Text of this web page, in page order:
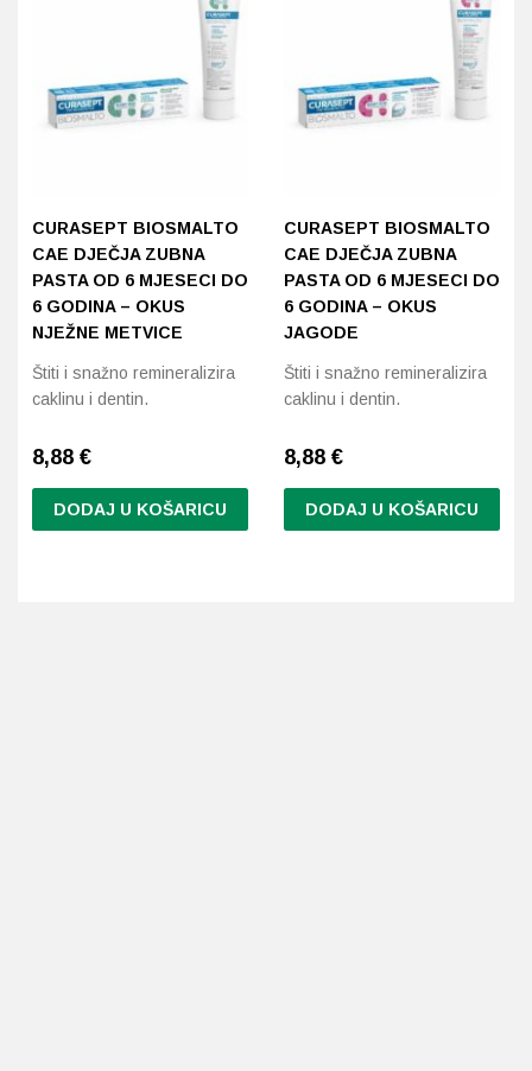
CURASEPT BIOSMALTO
CAE DJEČJA ZUBNA
PASTA OD 6 MJESECI DO
6 GODINA – OKUS
NJEŽNE METVICE
Štiti i snažno remineralizira
caklinu i dentin.
8,88 €
DODAJ U KOŠARICU
CURASEPT BIOSMALTO
CAE DJEČJA ZUBNA
PASTA OD 6 MJESECI DO
6 GODINA – OKUS
JAGODE
Štiti i snažno remineralizira
caklinu i dentin.
8,88 €
DODAJ U KOŠARICU